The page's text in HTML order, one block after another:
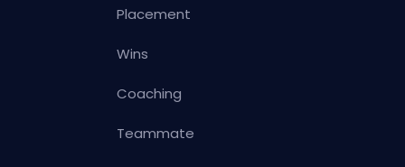
Placement
Wins
Coaching
Teammate